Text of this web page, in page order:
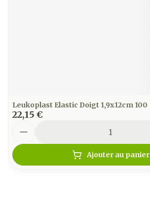
Leukoplast Elastic Doigt 1,9x12cm 100
22,15 €
Ajouter au panier